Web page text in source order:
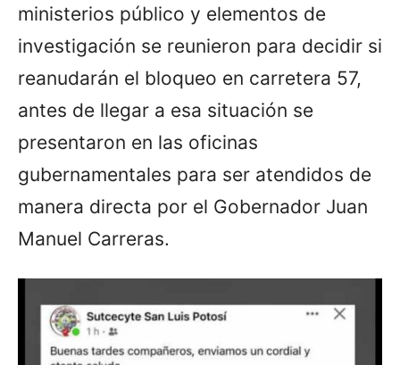
ministerios público y elementos de
investigación se reunieron para decidir si
reanudarán el bloqueo en carretera 57,
antes de llegar a esa situación se
presentaron en las oficinas
gubernamentales para ser atendidos de
manera directa por el Gobernador Juan
Manuel Carreras.